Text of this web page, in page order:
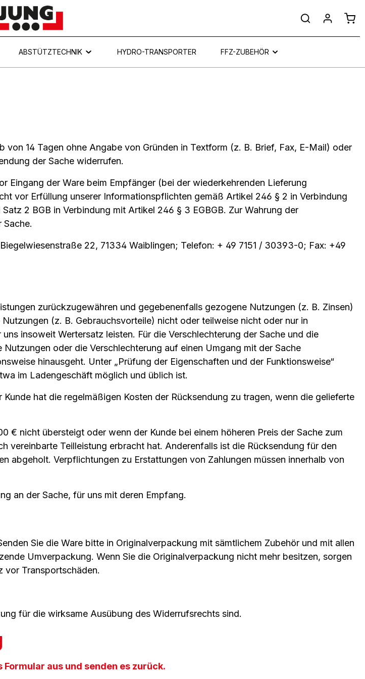
ABSTÜTZTECHNIK HYDRO-TRANSPORTER FFZ-ZUBEHÖR
14 Tagen ohne Angabe von Gründen in Textform (z. B. Brief, Fax, E-Mail) oder
der Sache widerrufen.
Eingang der Ware beim Empfänger (bei der wiederkehrenden Lieferung
vor Erfüllung unserer Informationspflichten gemäß Artikel 246 § 2 in Verbindung
2 BGB in Verbindung mit Artikel 246 § 3 EGBGB. Zur Wahrung der
22, 71334 Waiblingen; Telefon: + 49 7151 / 30393-0; Fax: +49
zurückzugewähren und gegebenenfalls gezogene Nutzungen (z. B. Zinsen)
(z. B. Gebrauchsvorteile) nicht oder teilweise nicht oder nur in
insoweit Wertersatz leisten. Für die Verschlechterung der Sache und die
oder die Verschlechterung auf einen Umgang mit der Sache
hinausgeht. Unter „Prüfung der Eigenschaften und der Funktionsweise“
im Ladengeschäft möglich und üblich ist.
hat die regelmäßigen Kosten der Rücksendung zu tragen, wenn die gelieferte
€ nicht übersteigt oder wenn der Kunde bei einem höheren Preis der Sache zum
vereinbarte Teilleistung erbracht hat. Anderenfalls ist die Rücksendung für den
abgeholt. Verpflichtungen zu Erstattungen von Zahlungen müssen innerhalb von
an der Sache, für uns mit deren Empfang.
Sie die Ware bitte in Originalverpackung mit sämtlichem Zubehör und mit allen
Umverpackung. Wenn Sie die Originalverpackung nicht mehr besitzen, sorgen
vor Transportschäden.
für die wirksame Ausübung des Widerrufsrechts sind.
aus und senden es zurück.